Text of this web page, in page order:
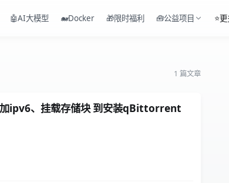
🤖AI大模型 🐋Docker 🎁限时福利 🧰公益项目 ⭐
1 篇文章
加ipv6、挂载存储块 到安装qBittorrent